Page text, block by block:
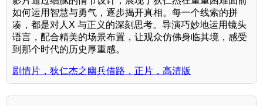
如何运用智慧与勇气，逐步揭开真相。每一个线索的拼
凑，都是对人X 与正义的深刻思考。导演巧妙地运用镜头
语言，配合精美的场景布置，让观众仿佛身临其境，感受
到那个时代的历史厚重感。
剧情片，狄仁杰之幽兵借路，正片，高清版